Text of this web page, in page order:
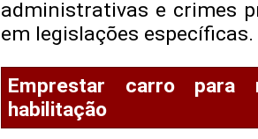
administrativas e crimes
em legislações específicas.
Emprestar carro para
habilitação